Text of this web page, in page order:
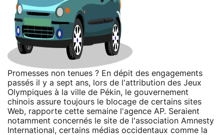
Promesses non tenues ? En dépit des engagements
passés il y a sept ans, lors de l'attribution des Jeux
Olympiques à la ville de Pékin, le gouvernement
chinois assure toujours le blocage de certains sites
Web, rapporte cette semaine l'agence AP. Seraient
notamment concernés le site de l'association Amnesty
International, certains médias occidentaux comme la